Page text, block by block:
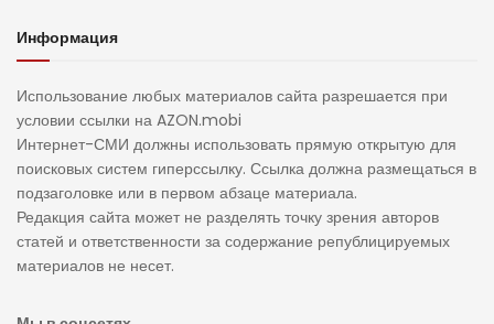
Информация
Использование любых материалов сайта разрешается при
условии ссылки на AZON.mobi
Интернет-СМИ должны использовать прямую открытую для
поисковых систем гиперссылку. Ссылка должна размещаться в
подзаголовке или в первом абзаце материала.
Редакция сайта может не разделять точку зрения авторов
статей и ответственности за содержание републицируемых
материалов не несет.